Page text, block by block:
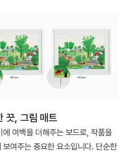
끗, 그림 매트
여백을 더해주는 보드로, 작품을
여주는 중요한 요소입니다. 단순한